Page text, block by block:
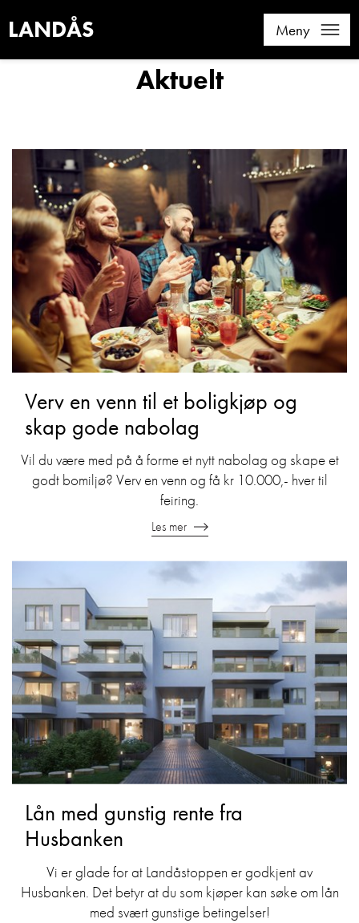
LANDÅS Meny
Aktuelt
​Verv en venn til et boligkjøp og
skap gode nabolag
​Vil du være med på å forme et nytt nabolag og skape et
godt bomiljø? Verv en venn og få kr 10.000,- hver til
feiring.
Les mer
Lån med gunstig rente fra
Husbanken
Vi er glade for at Landåstoppen er godkjent av
Husbanken. Det betyr at du som kjøper kan søke om lån
med svært gunstige betingelser!